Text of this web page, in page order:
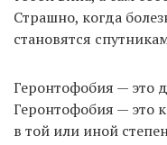
Страшно, когда
становятся
Геронтофобия — это
Геронтофобия — это
в той или иной